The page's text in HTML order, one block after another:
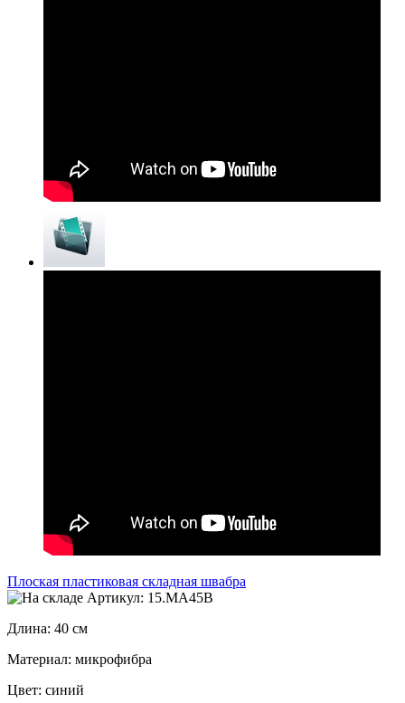
Плоская пластиковая складная швабра
Артикул: 15.MA45B
Длина: 40 см
Материал: микрофибра
Цвет: синий